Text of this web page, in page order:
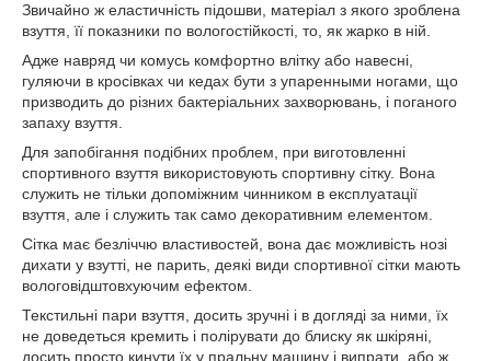
Звичайно ж еластичність підошви, матеріал з якого зроблена
взуття, її показники по вологостійкості, то, як жарко в ній.
Адже навряд чи комусь комфортно влітку або навесні,
гуляючи в кросівках чи кедах бути з упаренными ногами, що
призводить до різних бактеріальних захворювань, і поганого
запаху взуття.
Для запобігання подібних проблем, при виготовленні
спортивного взуття використовують спортивну сітку. Вона
служить не тільки допоміжним чинником в експлуатації
взуття, але і служить так само декоративним елементом.
Сітка має безліччю властивостей, вона дає можливість нозі
дихати у взутті, не парить, деякі види спортивної сітки мають
вологовідштовхуючим ефектом.
Текстильні пари взуття, досить зручні і в догляді за ними, їх
не доведеться кремить і полірувати до блиску як шкіряні,
досить просто кинути їх у пральну машину і випрати, або ж